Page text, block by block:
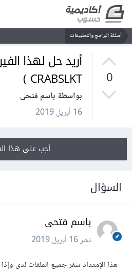
أسئلة البرامج والتطبيقات
0
أريد حل لهذا
CRABSLKT )
بواسطة باسم فتحى
16 أبريل 2019
أجب على هذا
السؤال
باسم فتحى
نشر16 أبريل 2019
هذا الإمتداد شفر جميع الملفات لدى